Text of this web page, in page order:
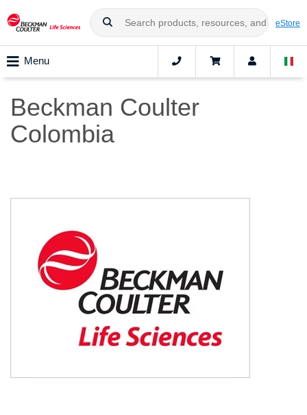
eStore
Menu
Beckman Coulter
Colombia